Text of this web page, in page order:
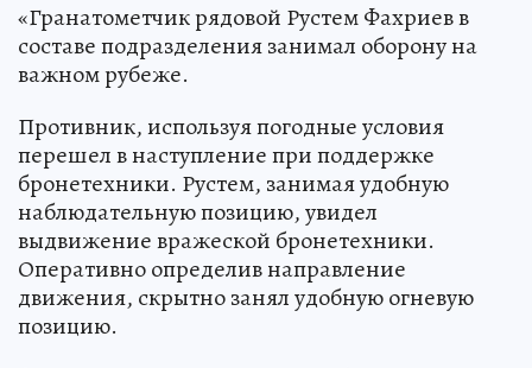
«Гранатометчик рядовой Рустем Фахриев в
составе подразделения занимал оборону на
важном рубеже.
Противник, используя погодные условия
перешел в наступление при поддержке
бронетехники. Рустем, занимая удобную
наблюдательную позицию, увидел
выдвижение вражеской бронетехники.
Оперативно определив направление
движения, скрытно занял удобную огневую
позицию.